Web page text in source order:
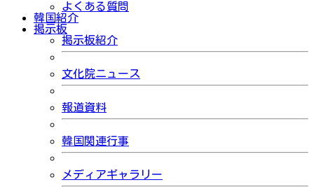
よくある質問
韓国紹介
掲示板
掲示板紹介
文化院ニュース
報道資料
韓国関連行事
メディアギャラリー